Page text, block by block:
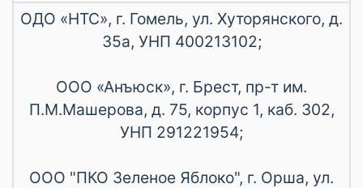
ОДО «НТС», г. Гомель, ул. Хуторянского, д.
35а, УНП 400213102;
ООО «Анъюск», г. Брест, пр-т им.
П.М.Машерова, д. 75, корпус 1, каб. 302,
УНП 291221954;
ООО "ПКО Зеленое Яблоко", г. Орша, ул.